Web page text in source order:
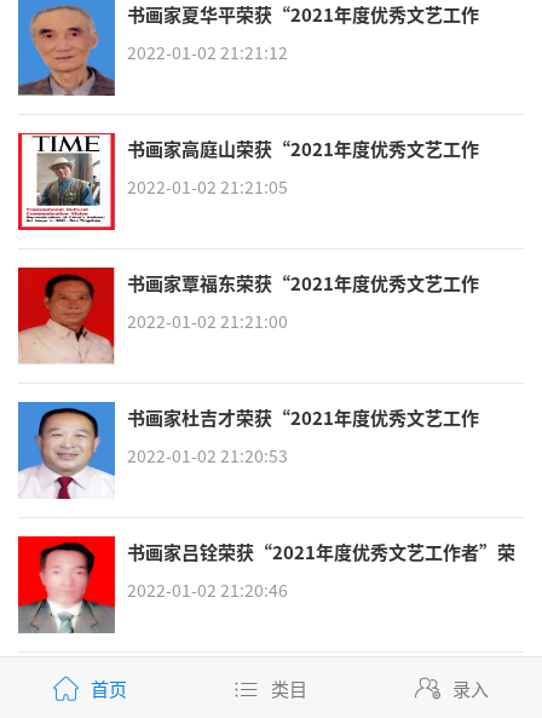
书画家夏华平荣获“2021年度优秀文艺工作
者”荣誉称号
2022-01-02 21:21:12
书画家高庭山荣获“2021年度优秀文艺工作
者”荣誉称号
2022-01-02 21:21:05
书画家覃福东荣获“2021年度优秀文艺工作
者”荣誉称号
2022-01-02 21:21:00
书画家杜吉才荣获“2021年度优秀文艺工作
者”荣誉称号
2022-01-02 21:20:53
书画家吕铨荣获“2021年度优秀文艺工作者”荣
誉称号
2022-01-02 21:20:46
书画家周嗣铨荣获“2021年度优秀文艺工作
首页 类目 录入